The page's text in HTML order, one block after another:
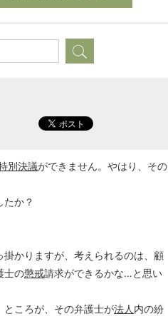
別決議ができません。やはり、その
たか？
かりますが、考えられるのは、顧
士の懲戒請求ができるかな…と思い
ころが、その弁護士が法人 内の紛